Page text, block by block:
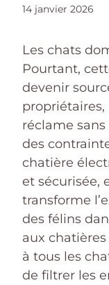
14 janvier 2026
Les chats
Pourtant,
devenir
réclame
des
chatière
et sécurisée,
transforme
des félins
aux
à tous les
de filtrer les